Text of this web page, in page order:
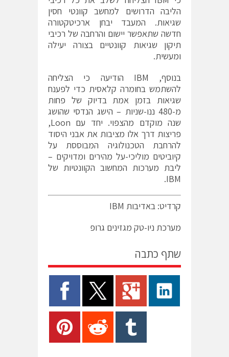
הליבה הדרושים למחשב קוונטי חסין
שגיאות. המעבד יבחן ארכיטקטורה
חדשה שתאפשר יישום והרחבה של רכיבי
תיקון שגיאות קוונטיים בצורה יעילה
ומעשית.
בנוסף, IBM הודיעה כי הצליחה
להשתמש בחומרה קלאסית כדי לפענח
שגיאות בזמן אמת בדיוק של פחות
מ-480 ננו-שניות – הישג הנדסי שהושג
שנה מוקדם מהצפוי. יחד עם Loon,
פריצות דרך אלו מציבות את אבני היסוד
להרחבת הטכנולוגיה המבוססת על
קיוביטים מוליכי-על מהירים ומדויקים –
ליבת מערכות המחשוב הקוונטיות של
IBM.
קרדיט: באדיבות IBM
מערכת ניו-טק מגזינים גרופ
שתף כתבה